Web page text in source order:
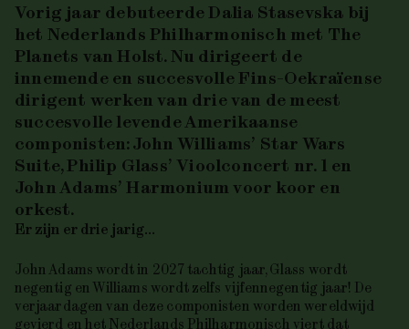
Vorig jaar debuteerdeDalia Stasevska bij
het Nederlands Philharmonisch met The
Planets van Holst. Nu dirigeert de
innemende en succesvolle Fins-Oekraïense
dirigent werken van drie van de meest
succesvolle levende Amerikaanse
componisten: John Williams’ Star Wars
Suite, Philip Glass’ Vioolconcert nr. 1 en
John Adams’ Harmonium voor koor en
orkest.
Er zijn er drie jarig...
John Adams wordt in 2027 tachtig jaar, Glass wordt
negentig en Williams wordt zelfs vijfennegentig jaar! De
verjaardagen van deze componisten worden wereldwijd
gevierd en het Nederlands Philharmonisch viert dat